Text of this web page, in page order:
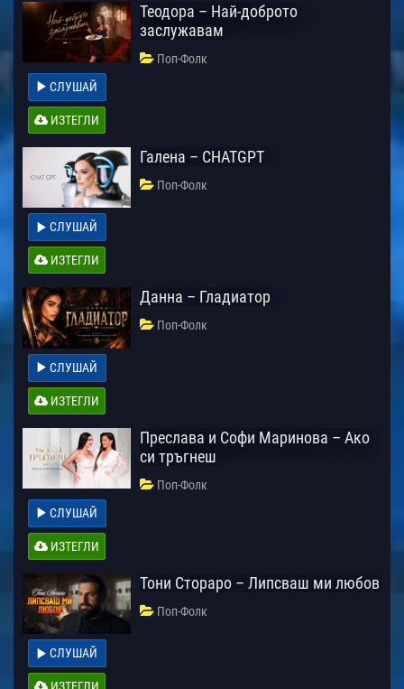
Теодора – Най-доброто
заслужавам
Поп-Фолк
СЛУШАЙ
ИЗТЕГЛИ
Галена – CHATGPT
Поп-Фолк
СЛУШАЙ
ИЗТЕГЛИ
Данна – Гладиатор
Поп-Фолк
СЛУШАЙ
ИЗТЕГЛИ
Преслава и Софи Маринова – Ако
си тръгнеш
Поп-Фолк
СЛУШАЙ
ИЗТЕГЛИ
Тони Стораро – Липсваш ми любов
Поп-Фолк
СЛУШАЙ